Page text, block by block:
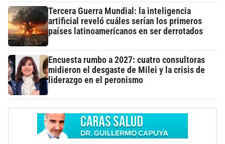
Tercera Guerra Mundial: la inteligencia
artificial reveló cuáles serían los primeros
países latinoamericanos en ser derrotados
Encuesta rumbo a 2027: cuatro consultoras
midieron el desgaste de Milei y la crisis de
liderazgo en el peronismo